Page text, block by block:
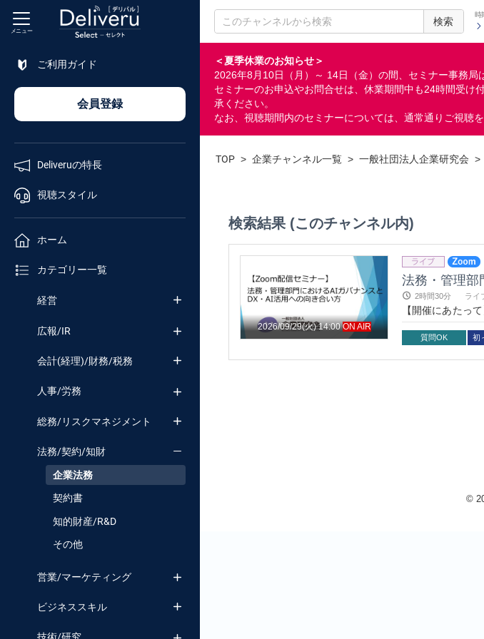
検索
時
＜夏季休業のお知らせ＞
2026年8月10日（月）～ 14日（金）の間、セミナー事務局
セミナーのお申込やお問合せは、休業期間中も24時間受け
承ください。
なお、視聴期間内のセミナーについては、通常通りご視聴を
メニュー
ご利用ガイド
会員登録
Deliveruの特長
視聴スタイル
ホーム
カテゴリー一覧
経営
広報/IR
会計(経理)/財務/税務
人事/労務
総務/リスクマネジメント
法務/契約/知財
企業法務
契約書
知的財産/R&D
その他
営業/マーケティング
ビジネススキル
セミナー
番号検索
TOP > 企業チャンネル一覧 > 一般社団法人企業研究会 >
検索結果 (このチャンネル内)
2026/09/29(火) 14:00ON AIR
2時間30分 ライ
【開催にあたって】 近年、多くの企業で、DX推進やAI活用が急速に進んでいます。 法務分野においても、
リーガルリサー
務もAIを活用しな
部門は、単純に
トや責任問題が増えていくの
質問OK 初
©